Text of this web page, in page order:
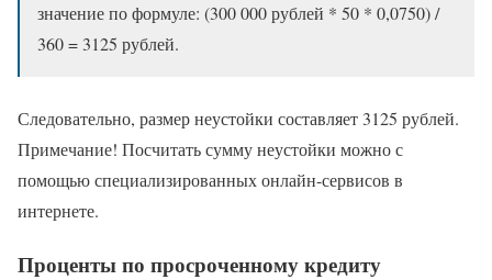
значение по формуле: (300 000 рублей * 50 * 0,0750) /
360 = 3125 рублей.
Следовательно, размер неустойки составляет 3125 рублей.
Примечание! Посчитать сумму неустойки можно с
помощью специализированных онлайн-сервисов в
интернете.
Проценты по просроченному кредиту